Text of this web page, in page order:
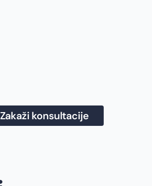
Zakaži konsultacije